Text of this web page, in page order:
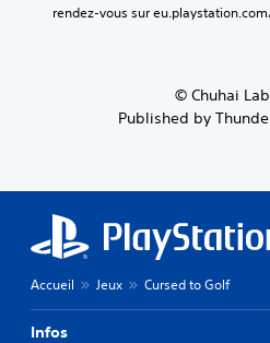
rendez-vous sur
© Chuhai
Published by
Accueil Jeux Cursed to Golf
Infos